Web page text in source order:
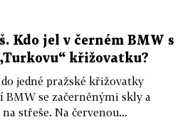
Kdo jel v černém BMW s
křižovatku?
jedné pražské křižovatky
se začerněnými skly a
střeše. Na červenou...